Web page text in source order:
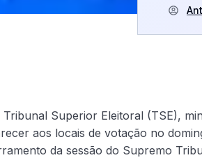
Tribunal Superior Eleitoral (TSE),
aos locais de votação no
da sessão do Supremo